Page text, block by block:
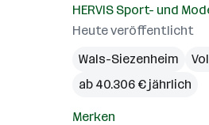
HERVIS Sport- und
Heute veröffentlicht
Wals-Siezenheim
ab 40.306 € jährlich
Merken